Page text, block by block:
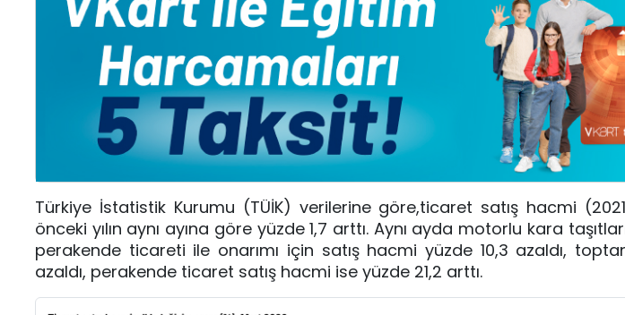
Türkiye İstatistik Kurumu (TÜİK) verilerine göre,ticaret satış hacmi
önceki yılın aynı ayına göre yüzde 1,7 arttı. Aynı ayda motorlu kara
perakende ticareti ile onarımı için satış hacmi yüzde 10,3 azaldı,
azaldı, perakende ticaret satış hacmi ise yüzde 21,2 arttı.